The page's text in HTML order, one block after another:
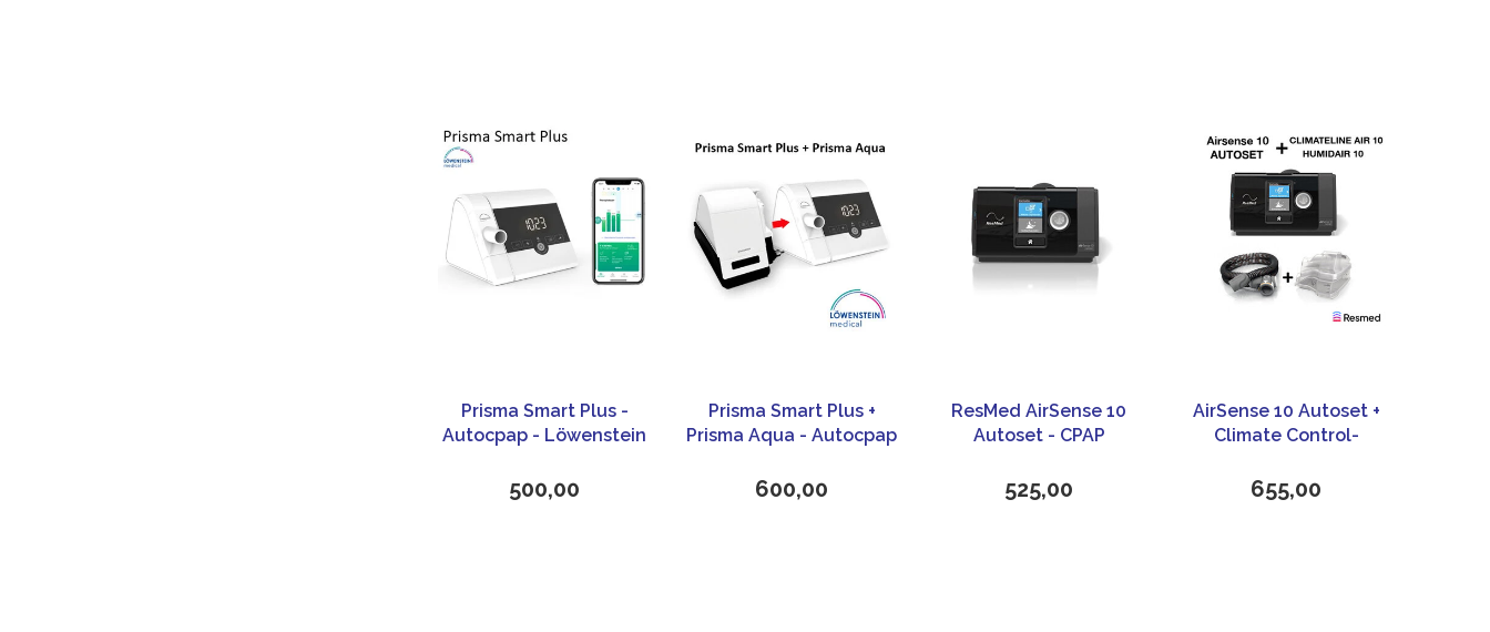
Prisma Smart Plus -
Autocpap - Löwenstein
500,00
Prisma Smart Plus +
Prisma Aqua - Autocpap
600,00
ResMed AirSense 10
Autoset - CPAP
525,00
AirSense 10 Autoset +
Climate Control-
655,00